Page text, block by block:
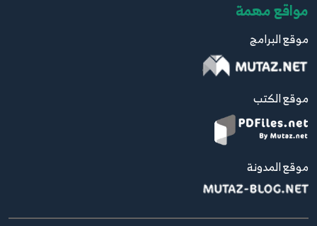
مواقع مهمة
موقع البرامج
موقع الكتب
موقع المدونة